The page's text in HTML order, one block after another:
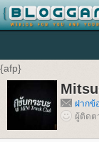
{afp}
ฝากข้
ผู้ติดต